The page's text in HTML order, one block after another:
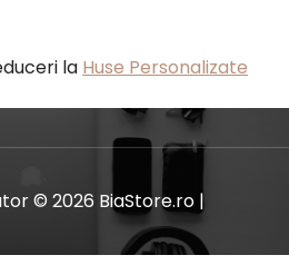
la Huse Personalizate
© 2026 BiaStore.ro |